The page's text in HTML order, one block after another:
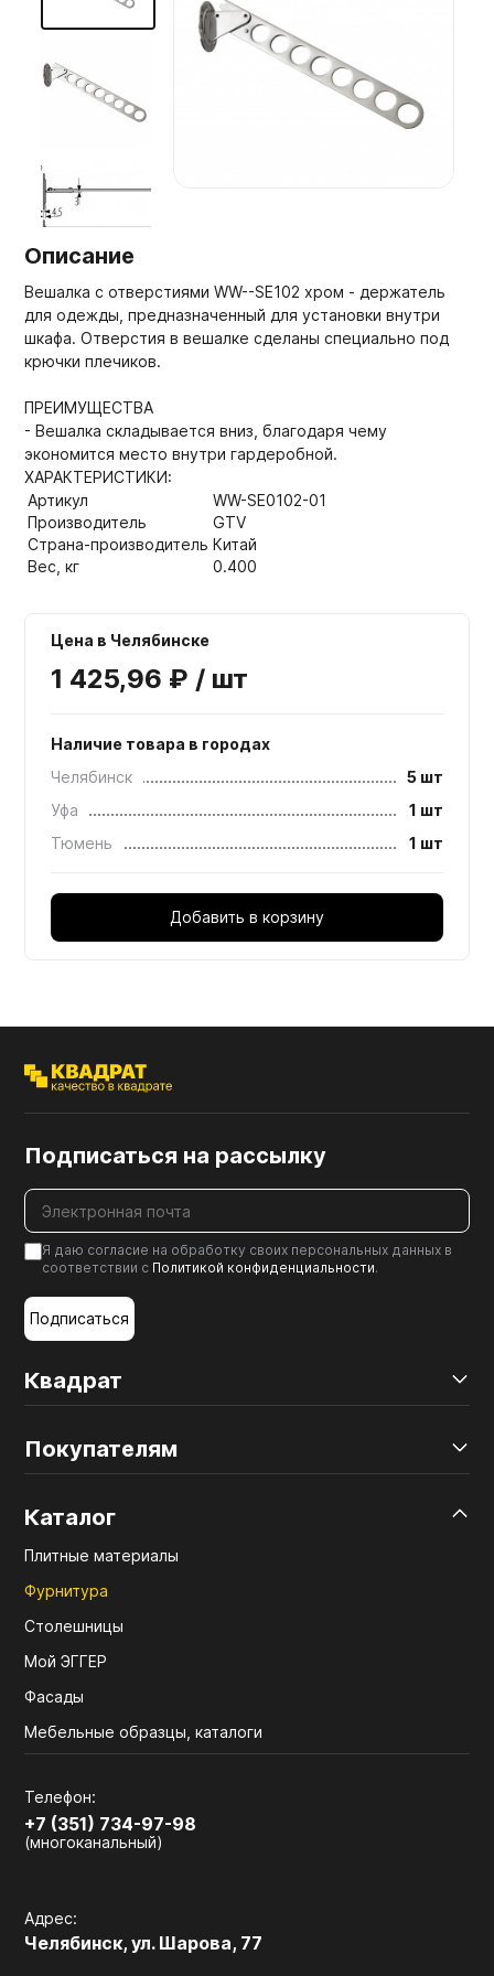
Мебельные образцы, каталоги
Описание
Вешалка с отверстиями WW--SE102 хром - держатель
для одежды, предназначенный для установки внутри
шкафа. Отверстия в вешалке сделаны специально под
крючки плечиков.
ПРЕИМУЩЕСТВА
- Вешалка складывается вниз, благодаря чему
экономится место внутри гардеробной.
ХАРАКТЕРИСТИКИ:
Артикул
WW-SE0102-01
Производитель
GTV
Страна-производитель Китай
Вес, кг
0.400
Цена в Челябинске
1 425,96 ₽ / шт
Наличие товара в городах
Челябинск
5 шт
Уфа
1 шт
Тюмень
1 шт
Добавить в корзину
Квадрат
Покупателям
Каталог
Плитные материалы
Фурнитура
Столешницы
Мой ЭГГЕР
Фасады
Мебельные образцы, каталоги
Телефон:
+7 (351) 734-97-98
(многоканальный)
Адрес:
Челябинск, ул. Шарова, 77
Подписаться на рассылку
Я даю согласие на обработку своих персональных данных в
соответствии с Политикой конфиденциальности.
Подписаться